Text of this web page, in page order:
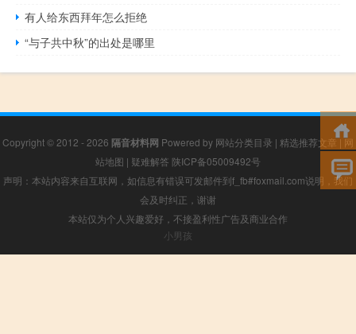
有人给东西拜年怎么拒绝
“与子共中秋”的出处是哪里
Copyright © 2012 - 2026 隔音材料网 Powered by 网站分类目录 | 精选推荐文章|网
站地图 | 疑难解答 陕ICP备05009492号
声明：本站内容来自互联网，如信息有错误可发邮件到f_fb#foxmail.com说明，我们
会及时纠正，谢谢
本站仅为个人兴趣爱好，不接盈利性广告及商业合作
小男孩